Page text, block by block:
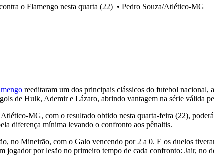
o Flamengo nesta quarta (22) • Pedro Souza/Atlético-MG
reeditaram um dos principais clássicos do futebol nacional,
de Hulk, Ademir e Lázaro, abrindo vantagem na série válida
MG, com o resultado obtido nesta quarta-feira (22),
diferença mínima levando o confronto aos pênaltis.
Mineirão, com o Galo vencendo por 2 a 0. E os duelos
por lesão no primeiro tempo de cada confronto: Jair, no